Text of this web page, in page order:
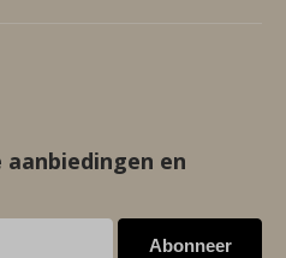
en
Abonneer